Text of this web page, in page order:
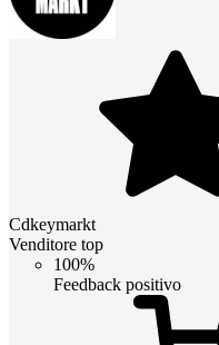
Cdkeymarkt
Venditore top
100%
Feedback positivo